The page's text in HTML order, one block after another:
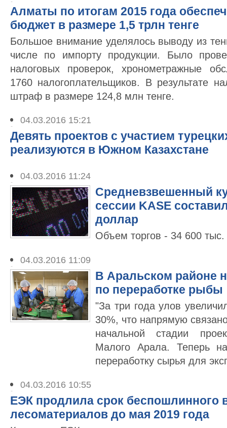
Алматы по итогам 2015 года
бюджет в размере 1,5 трлн тенге
Большое внимание уделялось выводу из
числе по импорту продукции. Было
налоговых проверок, хронометражные
1760 налогоплательщиков. В результате
штраф в размере 124,8 млн тенге.
04.03.2016 15:21
Девять проектов с участием
реализуются в Южном Казахстане
04.03.2016 11:24
Средневзвешенный
сессии KASE
доллар
Объем торгов - 34 600
04.03.2016 11:09
В Аральском районе
по переработке рыбы
"За три года улов
30%, что напрямую
начальной стадии
Малого Арала. Теперь
переработку сырья для
04.03.2016 10:55
ЕЭК продлила срок беспошлинного
лесоматериалов до мая 2019 года